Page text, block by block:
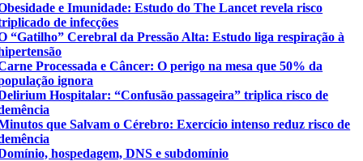
e Imunidade: Estudo do The Lancet revela risco
de infecções
“Gatilho” Cerebral da Pressão Alta: Estudo liga respiração à
Processada e Câncer: O perigo na mesa que 50% da
ignora
Hospitalar: “Confusão passageira” triplica risco de
que Salvam o Cérebro: Exercício intenso reduz risco de
hospedagem, DNS e subdomínio